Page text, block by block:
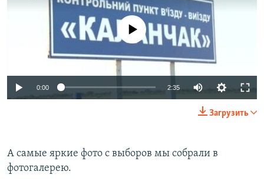
No media source currently available
0:00 2:35
Загрузить
А самые яркие фото с выборов мы собрали в
фотогалерею.